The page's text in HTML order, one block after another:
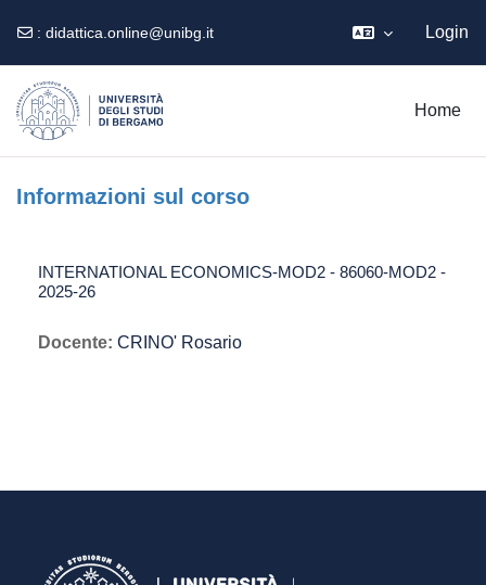
: didattica.online@unibg.it Login
Home
Informazioni sul corso
INTERNATIONAL ECONOMICS-MOD2 - 86060-MOD2 -
2025-26
Docente: CRINO' Rosario